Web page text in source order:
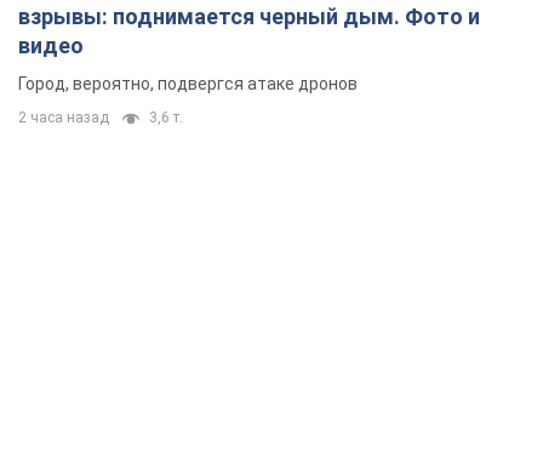
взрывы: поднимается черный дым. Фото и
видео
Город, вероятно, подвергся атаке дронов
2 часа назад 3,6 т.